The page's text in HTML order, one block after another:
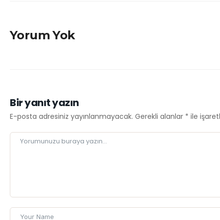
Yorum Yok
Bir yanıt yazın
E-posta adresiniz yayınlanmayacak. Gerekli alanlar * ile